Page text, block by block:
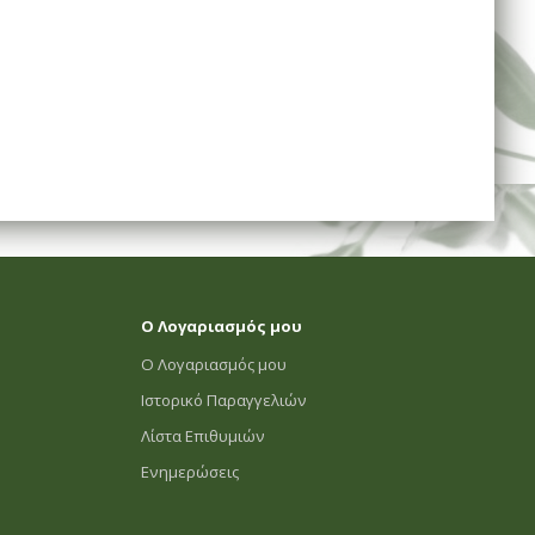
Ο Λογαριασμός μου
Ο Λογαριασμός μου
Ιστορικό Παραγγελιών
Λίστα Επιθυμιών
Ενημερώσεις